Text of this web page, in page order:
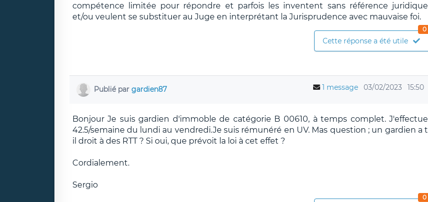
compétence limitée pour répondre et parfois les inventent sans référence juridique
et/ou veulent se substituer au Juge en interprétant la Jurisprudence avec mauvaise foi.
Cette réponse a été utile
0
Publié par gardien87 1 message 03/02/2023 15:50
Bonjour Je suis gardien d'immoble de catégorie B 00610, à temps complet. J'effectue
42.5/semaine du lundi au vendredi.Je suis rémunéré en UV. Mas question ; un gardien a t
il droit à des RTT ? Si oui, que prévoit la loi à cet effet ?
Cordialement.
Sergio
0